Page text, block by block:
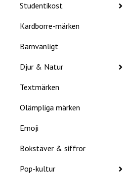
Studentikost
Kardborre-märken
Barnvänligt
Djur & Natur
Textmärken
Olämpliga märken
Emoji
Bokstäver & siffror
Pop-kultur